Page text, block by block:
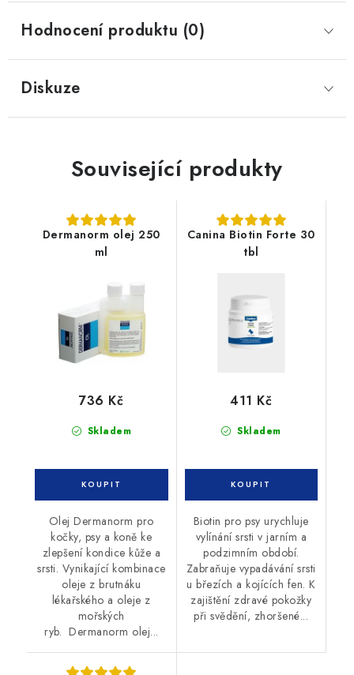
Hodnocení produktu (0)
Diskuze
Související produkty
Dermanorm olej 250
ml
Skladem
736 Kč
Olej Dermanorm pro
kočky, psy a koně ke
zlepšení kondice kůže a
srsti. Vynikající kombinace
oleje z brutnáku
lékařského a oleje z
mořských
ryb. Dermanorm olej...
Canina Biotin Forte 30
tbl
Skladem
411 Kč
Biotin pro psy urychluje
vylínání srsti v jarním a
podzimním období.
Zabraňuje vypadávání srsti
u březích a kojících fen. K
zajištění zdravé pokožky
při svědění, zhoršené...